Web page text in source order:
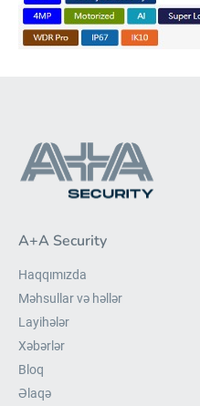
A+A Security
Haqqımızda
Məhsullar və həllər
Layihələr
Xəbərlər
Bloq
Əlaqə